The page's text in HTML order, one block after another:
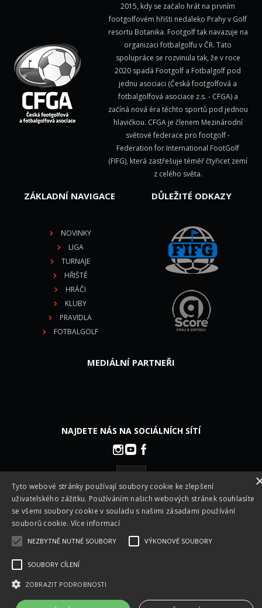
2015, kdy se začalo hrát na prvním
footgolfovém hřišti nedaleko Prahy v Golf
resortu Botanika. Footgolf tak navazuje na
organizaci fotbalgolfu v ČR. Tato
spolupráce se rozvinula tak, že v roce
2020 spadá Footgolf a Fotbalgolf pod
jednu asociaci (Česká footgolfová a
fotbalgolfová asociace z.s. - CFGA) a
začíná nová éra těchto sportů pod jednou
hlavičkou. CFGA je členem Mezinárodní
světové federace pro footgolf -
Federation for International FootGolf
(FIFG), která zastřešuje téměř čtyřicet zemí
z celého světa.
ZÁKLADNÍ NAVIGACE
NOVINKY
LIGA
TURNAJE
HŘIŠTĚ
HRÁČI
KLUBY
PRAVIDLA
FOTBALGOLF
DŮLEŽITÉ ODKAZY
MEDIÁLNÍ PARTNEŘI
NAJDETE NÁS NA SOCIÁLNÍCH SÍTÍ
Všechna práva vyhrazena © 2026 -Česká footgolfová a
fotbalgolfová asociace z.s. - CFGA
Tyto webové stránky používají soubory cookie ke zlepšení
uživatelského zážitku. Používáním našich webových stránek souhlasíte
se všemi soubory cookie v souladu s našimi zásadami používání
souborů cookie. Více informací
NEZBYTNĚ NUTNÉ SOUBORY VÝKONOVÉ SOUBORY
SOUBORY CÍLENÍ
ZOBRAZIT PODROBNOSTI